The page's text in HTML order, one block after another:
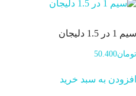
سیم 1 در 1.5 دلیجان
تومان50.400
افزودن به سبد خرید